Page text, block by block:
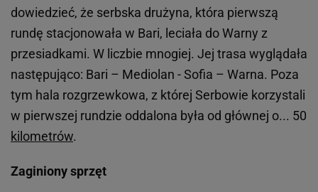
dowiedzieć, że serbska drużyna, która pierwszą
rundę stacjonowała w Bari, leciała do Warny z
przesiadkami. W liczbie mnogiej. Jej trasa wyglądała
następująco: Bari – Mediolan - Sofia – Warna. Poza
tym hala rozgrzewkowa, z której Serbowie korzystali
w pierwszej rundzie oddalona była od głównej o... 50
kilometrów.
Zaginiony sprzęt